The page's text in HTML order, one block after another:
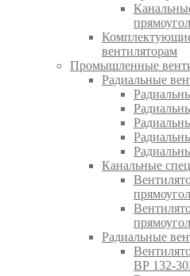
вентиляторам
Промышленные
Радиальные
Канальные
Радиальные
ВР 132-